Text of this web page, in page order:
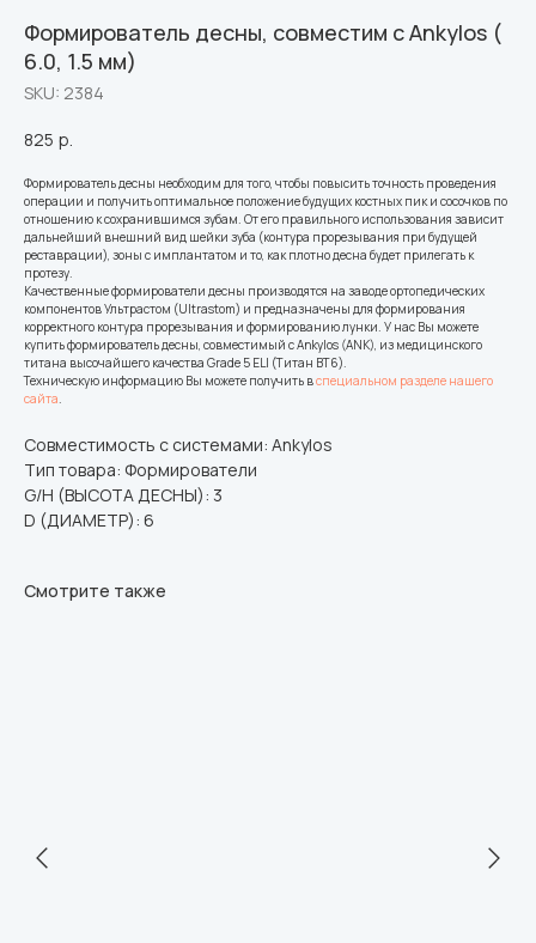
Формирователь десны, совместим с Ankylos (
6.0, 1.5 мм)
SKU: 2384
825 р.
Формирователь десны необходим для того, чтобы повысить точность проведения
операции и получить оптимальное положение будущих костных пик и сосочков по
отношению к сохранившимся зубам. От его правильного использования зависит
дальнейший внешний вид шейки зуба (контура прорезывания при будущей
реставрации), зоны с имплантатом и то, как плотно десна будет прилегать к
протезу.
Качественные формирователи десны производятся на заводе ортопедических
компонентов Ультрастом (Ultrastom) и предназначены для формирования
корректного контура прорезывания и формированию лунки. У нас Вы можете
купить формирователь десны, совместимый с Ankylos (ANK), из медицинского
титана высочайшего качества Grade 5 ELI (Титан ВТ6).
Техническую информацию Вы можете получить вспециальном разделе нашего
сайта.
Совместимость с системами: Ankylos
Тип товара: Формирователи
G/H (ВЫСОТА ДЕСНЫ): 3
D (ДИАМЕТР): 6
Смотрите также